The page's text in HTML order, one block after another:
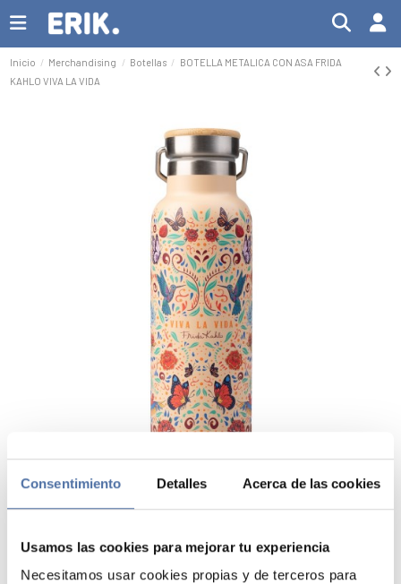
Consentimiento Detalles Acerca de las cookies
Usamos las cookies para mejorar tu experiencia
Necesitamos usar cookies propias y de terceros para
Inicio Merchandising Botellas
BOTELLA METALICA CON ASA FRIDA
KAHLO VIVA LA VIDA